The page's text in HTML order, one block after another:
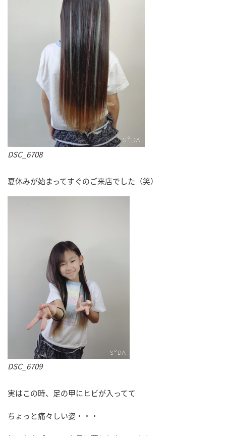
DSC_6708
夏休みが始まってすぐのご来店でした（笑）
DSC_6709
実はこの時、足の甲にヒビが入ってて
ちょっと痛々しい姿・・・